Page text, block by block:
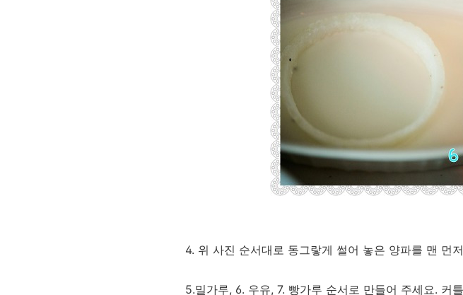
4. 위 사진 순서대로 동그랗게 썰어 놓은 양파를 맨 먼
5.밀가루, 6. 우유, 7. 빵가루 순서로 만들어 주세요. 커